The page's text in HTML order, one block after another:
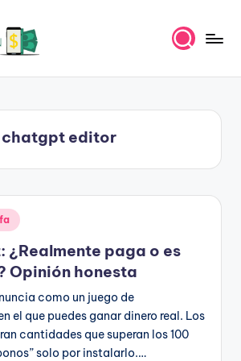
editor
¿Realmente paga o es
Opinión honesta
como un juego de
el que puedes ganar dinero real. Los
cantidades que superan los 100
solo por instalarlo.…